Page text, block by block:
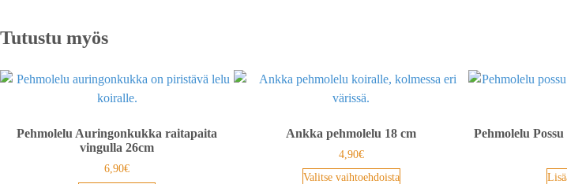
Tutustu myös
Pehmolelu Auringonkukka raitapaita
vingulla 26cm
6,90€
Ankka pehmolelu 18 cm
4,90€
Valitse vaihtoehdoista
Pehmolelu